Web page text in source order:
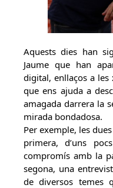
Aquests dies han
Jaume que han
digital, enllaços a les
que ens ajuda a
amagada darrera la
mirada bondadosa.
Per exemple, les
primera, d’uns
compromís amb la
segona, una
de diversos temes